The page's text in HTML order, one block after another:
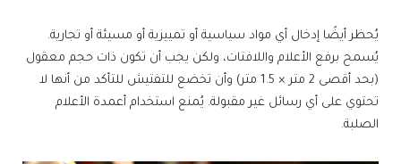
يُحظر أيضًا إدخال أي مواد سياسية أو تمييزية أو مسيئة أو تجارية.
يُسمح برفع الأعلام واللافتات، ولكن يجب أن تكون ذات حجم معقول
(بحد أقصى 2 متر × 1.5 متر) وأن تخضع للتفتيش للتأكد من أنها لا
تحتوي على أي رسائل غير مقبولة. يُمنع استخدام أعمدة الأعلام
الصلبة.